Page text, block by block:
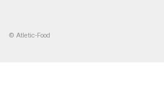
© Atletic-Food